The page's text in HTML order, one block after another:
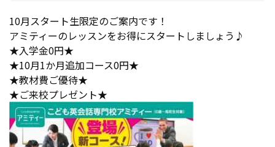
10月スタート生限定のご案内です！
アミティーのレッスンをお得にスタートしましょう♪
★入学金0円★
★10月1か月追加コース0円★
★教材費ご優待★
★ご来校プレゼント★